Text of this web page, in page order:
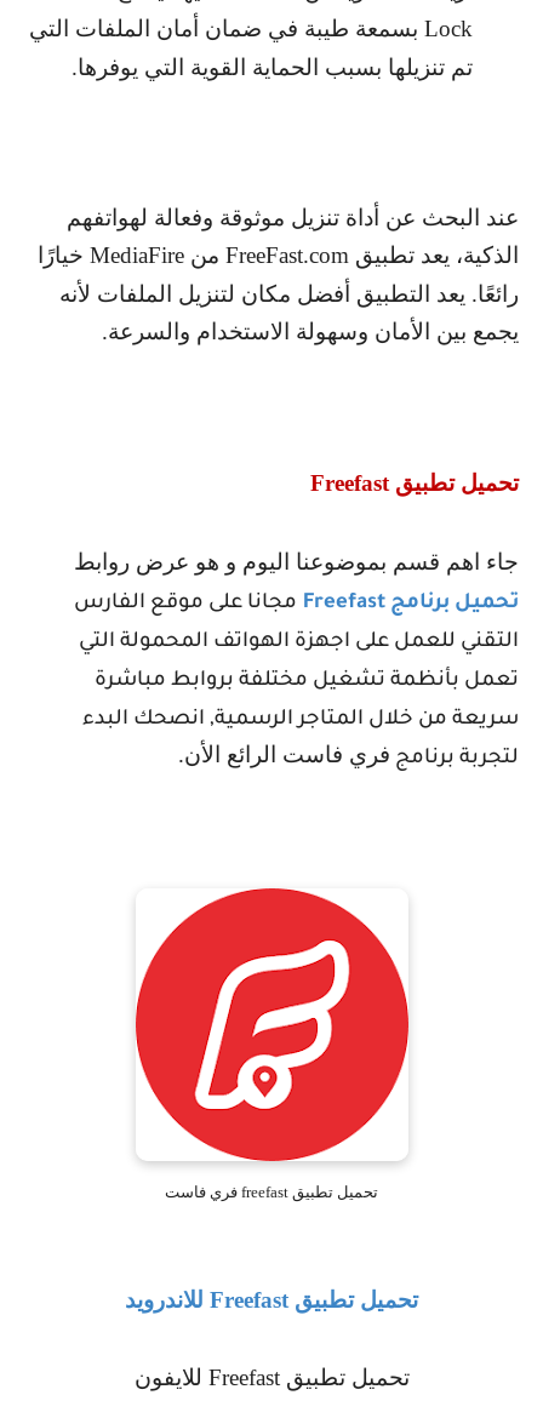
Lock بسمعة طيبة في ضمان أمان الملفات التي
تم تنزيلها بسبب الحماية القوية التي يوفرها.
عند البحث عن أداة تنزيل موثوقة وفعالة لهواتفهم
الذكية، يعد تطبيق FreeFast.com من MediaFire خيارًا
رائعًا. يعد التطبيق أفضل مكان لتنزيل الملفات لأنه
يجمع بين الأمان وسهولة الاستخدام والسرعة.
تحميل تطبيقFreefast
جاء اهم قسم بموضوعنا اليوم و هو عرض روابط
تحميل برنامج Freefast مجانا على موقع الفارس
التقني للعمل على اجهزة الهواتف المحمولة التي
تعمل بأنظمة تشغيل مختلفة بروابط مباشرة
سريعة من خلال المتاجر الرسمية, انصحك البدء
لتجربة برنامج فري فاست الرائع الأن.
تحميل تطبيق freefast فري فاست
تحميل تطبيقFreefast للاندرويد
تحميل تطبيقFreefast للايفون